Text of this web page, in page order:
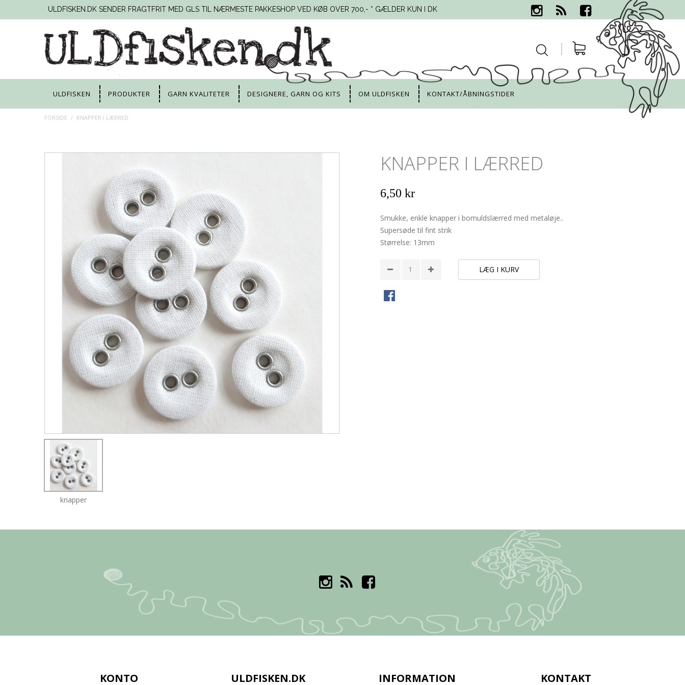
ULDFISKEN.DK SENDER FRAGTFRIT MED GLS TIL NÆRMESTE PAKKESHOP VED KØB OVER 700,- * GÆLDER KUN I DK
ULDFISKEN PRODUKTER GARN KVALITETER DESIGNERE, GARN OG KITS OM ULDFISKEN KONTAKT/ÅBNINGSTIDER
FORSIDE / KNAPPER I LÆRRED
knapper
KNAPPER I LÆRRED
6,50 kr
Smukke, enkle knapper i bomuldslærred med metaløje..
Supersøde til fint strik
Størrelse: 13mm
LÆG I KURV
KONTO ULDFISKEN.DK INFORMATION KONTAKT